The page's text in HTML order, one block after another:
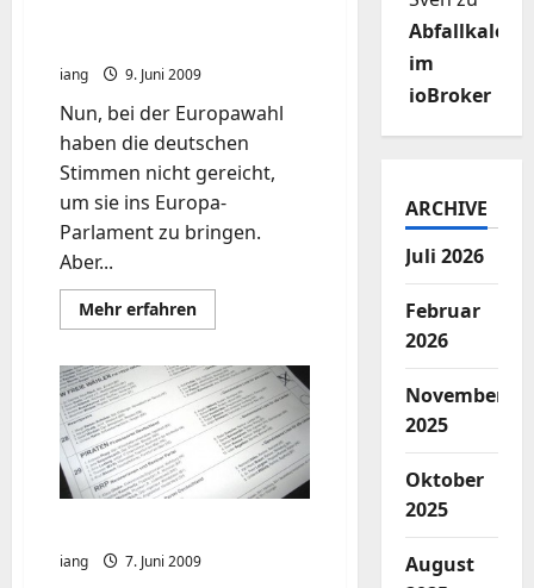
iang 9. Juni 2009
Nun, bei der Europawahl
haben die deutschen
Stimmen nicht gereicht,
um sie ins Europa-
Parlament zu bringen.
Aber...
Mehr erfahrenMehr
Informationen
um
die
Wahlzulassung
iang 7. Juni 2009
im
ioBroker
ARCHIVE
Juli 2026
Februar
2026
November
2025
Oktober
2025
August